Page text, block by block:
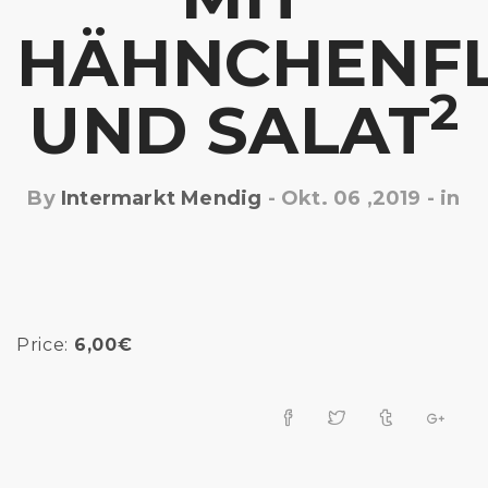
UND SALAT2
By Intermarkt Mendig - Okt. 06 ,2019 - in
Price: 6,00€